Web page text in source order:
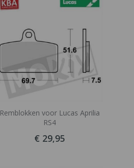
tabel
Remblokken voor Lucas Aprilia
RS4
€ 29,95